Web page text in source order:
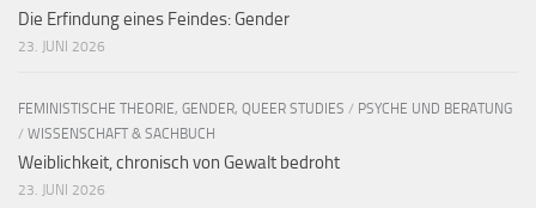
Die Erfindung eines Feindes: Gender
23. JUNI 2026
FEMINISTISCHE THEORIE, GENDER, QUEER STUDIES / PSYCHE UND BERATUNG
/ WISSENSCHAFT & SACHBUCH
Weiblichkeit, chronisch von Gewalt bedroht
23. JUNI 2026